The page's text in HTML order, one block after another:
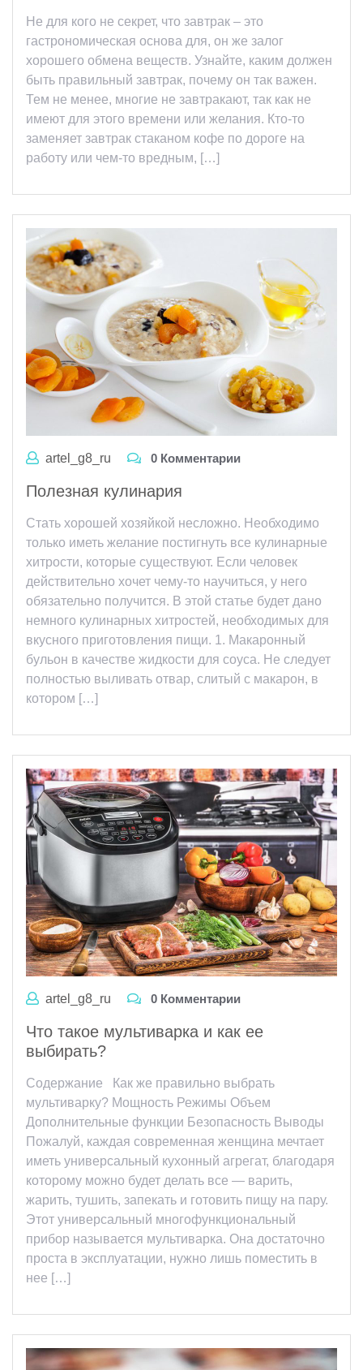
Не для кого не секрет, что завтрак – это
гастрономическая основа для, он же залог
хорошего обмена веществ. Узнайте, каким должен
быть правильный завтрак, почему он так важен.
Тем не менее, многие не завтракают, так как не
имеют для этого времени или желания. Кто-то
заменяет завтрак стаканом кофе по дороге на
работу или чем-то вредным, […]
artel_g8_ru 0 Комментарии
Полезная кулинария
Стать хорошей хозяйкой несложно. Необходимо
только иметь желание постигнуть все кулинарные
хитрости, которые существуют. Если человек
действительно хочет чему-то научиться, у него
обязательно получится. В этой статье будет дано
немного кулинарных хитростей, необходимых для
вкусного приготовления пищи. 1. Макаронный
бульон в качестве жидкости для соуса. Не следует
полностью выливать отвар, слитый с макарон, в
котором […]
artel_g8_ru 0 Комментарии
Что такое мультиварка и как ее
выбирать?
Содержание Как же правильно выбрать
мультиварку? Мощность Режимы Объем
Дополнительные функции Безопасность Выводы
Пожалуй, каждая современная женщина мечтает
иметь универсальный кухонный агрегат, благодаря
которому можно будет делать все — варить,
жарить, тушить, запекать и готовить пищу на пару.
Этот универсальный многофункциональный
прибор называется мультиварка. Она достаточно
проста в эксплуатации, нужно лишь поместить в
нее […]